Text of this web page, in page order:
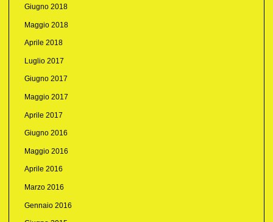
Giugno 2018
Maggio 2018
Aprile 2018
Luglio 2017
Giugno 2017
Maggio 2017
Aprile 2017
Giugno 2016
Maggio 2016
Aprile 2016
Marzo 2016
Gennaio 2016